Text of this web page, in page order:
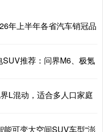
年上半年各省汽车销冠品
推荐：问界M6、极氪
L混动，适合多人口家庭
可变大空间SUV车型“澎